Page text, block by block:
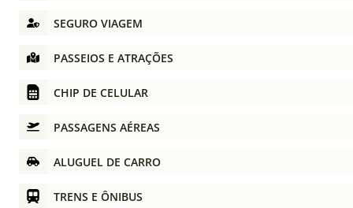
SEGURO VIAGEM
PASSEIOS E ATRAÇÕES
CHIP DE CELULAR
PASSAGENS AÉREAS
ALUGUEL DE CARRO
TRENS E ÔNIBUS